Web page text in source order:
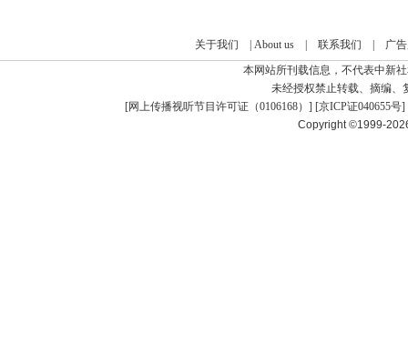
关于我们 About us| 联系我们
广
本网站所刊载信息，不代表中新
未经授权禁止转载、摘编、
[网上传播视听节目许可证（0106168） ] [京ICP证040655号]
Copyright ©1999-